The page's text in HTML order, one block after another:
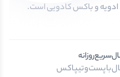
ادویه و باکس کادویی است.